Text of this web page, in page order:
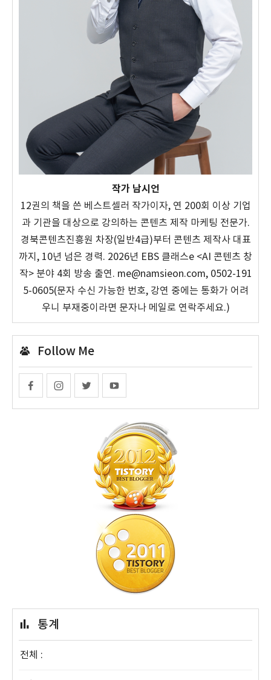
작가 남시언
12권의 책을 쓴 베스트셀러 작가이자, 연 200회 이상 기업
과 기관을 대상으로 강의하는 콘텐츠 제작 마케팅 전문가.
경북콘텐츠진흥원 차장(일반4급)부터 콘텐츠 제작사 대표
까지, 10년 넘은 경력. 2026년 EBS 클래스e <AI 콘텐츠 창
작> 분야 4회 방송 출연. me@namsieon.com, 0502-191
5-0605(문자 수신 가능한 번호, 강연 중에는 통화가 어려
우니 부재중이라면 문자나 메일로 연락주세요.)
Follow Me
통계
전체 :